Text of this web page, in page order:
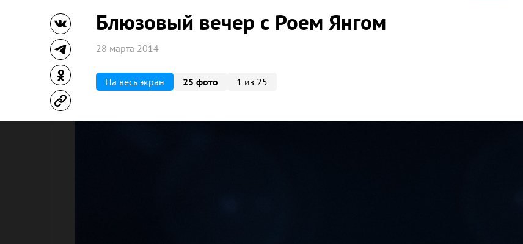
Блюзовый вечер с Роем Янгом
28 марта 2014
На весь экран 25 фото 1 из 25